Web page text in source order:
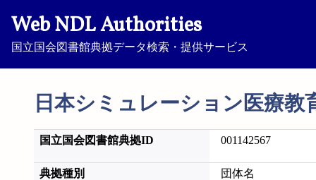
Web NDL Authorities
国立国会図書館典拠データ検索・提供サービス
日本シミュレーション医療教
国立国会図書館典拠ID 001142567
典拠種別 団体名